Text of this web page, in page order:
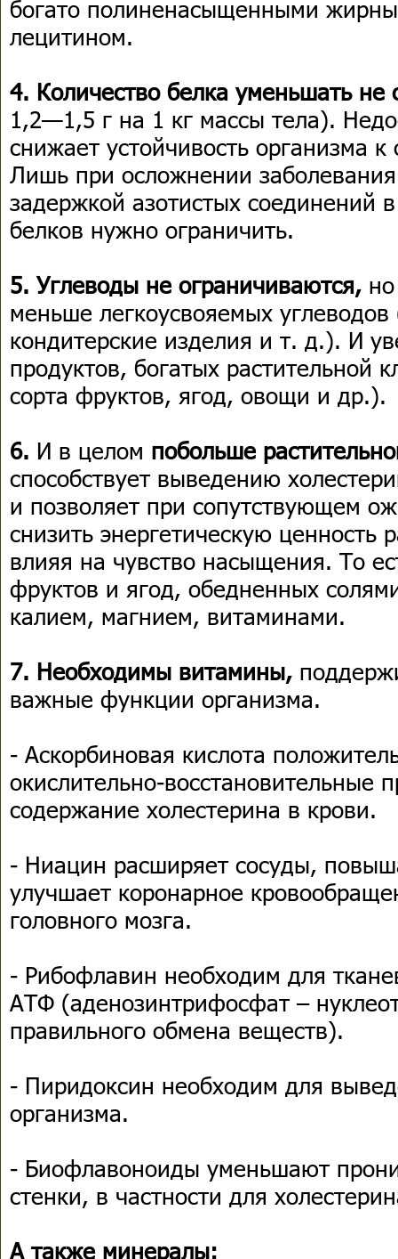
богато полиненасыщенными
лецитином.
4. Количество белка уменьшать не
1,2—1,5 г на 1 кг массы тела).
снижает устойчивость организма
Лишь при осложнении
задержкой азотистых соединений
белков нужно ограничить.
5. Углеводы не ограничиваются,
меньше легкоусвояемых
кондитерские изделия и т. д.). И
продуктов, богатых растительной
сорта фруктов, ягод, овощи и др.).
6. И в целом побольше
способствует выведению
и позволяет при сопутствующем
снизить энергетическую ценность
влияя на чувство насыщения. То
фруктов и ягод, обедненных
калием, магнием, витаминами.
7. Необходимы витамины,
важные функции организма.
- Аскорбиновая кислота
окислительно-восстановительные
содержание холестерина в крови.
- Ниацин расширяет сосуды,
улучшает коронарное
головного мозга.
- Рибофлавин необходим для
АТФ (аденозинтрифосфат –
правильного обмена веществ).
- Пиридоксин необходим для
организма.
- Биофлавоноиды уменьшают
стенки, в частности для
А также минералы: